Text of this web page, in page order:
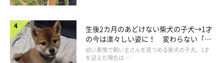
生後2カ月のあどけない柴犬の子犬→1才
の今は凛々しい姿に！ 変わらない「く
りくりおめめ」にもほっこり
幼い表情で飼い主さんを見つめる柴犬の子犬。1才
を迎えた現在は …